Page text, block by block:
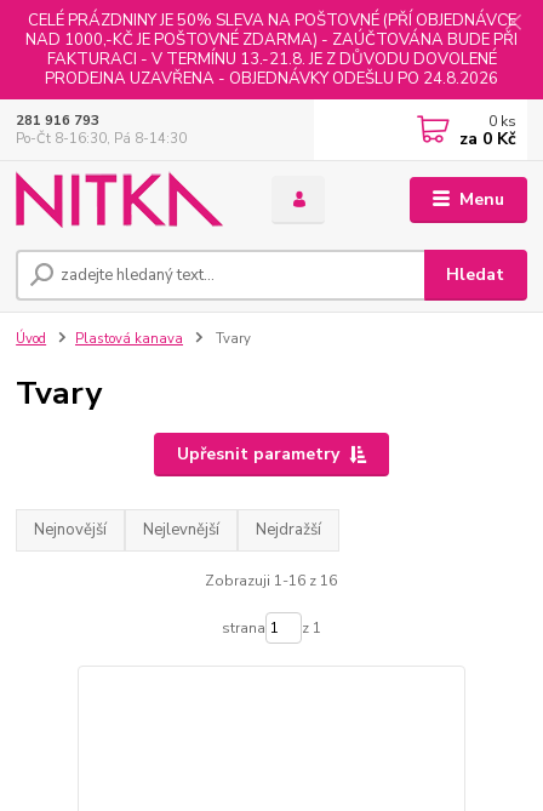
CELÉ PRÁZDNINY JE 50% SLEVA NA POŠTOVNÉ (PŘÍ OBJEDNÁVCE
NAD 1000,-KČ JE POŠTOVNÉ ZDARMA) - ZAÚČTOVÁNA BUDE PŘI
FAKTURACI - V TERMÍNU 13.-21.8. JE Z DŮVODU DOVOLENÉ
PRODEJNA UZAVŘENA - OBJEDNÁVKY ODEŠLU PO 24.8.2026
Menu
Hledat
281 916 793
Po-Čt 8-16:30, Pá 8-14:30
0 ks
za 0 Kč
Úvod Plastová kanava Tvary
Tvary
Upřesnit parametry
Nejnovější Nejlevnější Nejdražší
Zobrazuji 1-16 z 16
strana z 1